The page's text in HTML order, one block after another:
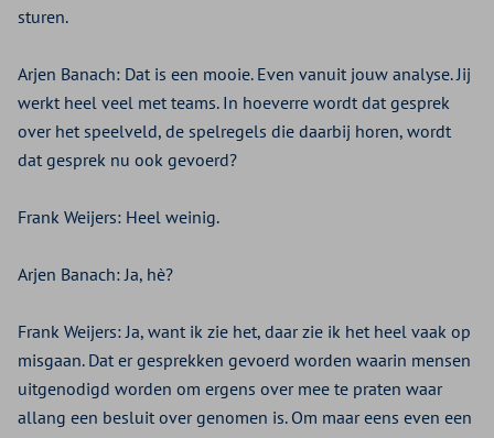
sturen.
Arjen Banach: Dat is een mooie. Even vanuit jouw analyse. Jij
werkt heel veel met teams. In hoeverre wordt dat gesprek
over het speelveld, de spelregels die daarbij horen, wordt
dat gesprek nu ook gevoerd?
Frank Weijers: Heel weinig.
Arjen Banach: Ja, hè?
Frank Weijers: Ja, want ik zie het, daar zie ik het heel vaak op
misgaan. Dat er gesprekken gevoerd worden waarin mensen
uitgenodigd worden om ergens over mee te praten waar
allang een besluit over genomen is. Om maar eens even een